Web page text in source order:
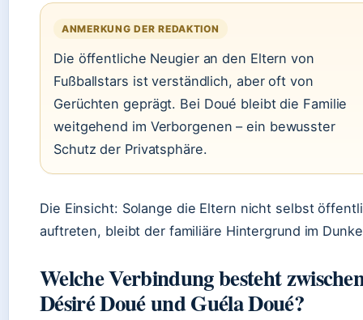
ANMERKUNG DER REDAKTION
Die öffentliche Neugier an den Eltern von
Fußballstars ist verständlich, aber oft von
Gerüchten geprägt. Bei Doué bleibt die Familie
weitgehend im Verborgenen – ein bewusster
Schutz der Privatsphäre.
Die Einsicht: Solange die Eltern nicht selbst
auftreten, bleibt der familiäre Hintergrund im
Welche Verbindung besteht
Désiré Doué und Guéla Doué?